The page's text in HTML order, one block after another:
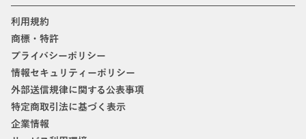
利用規約
商標・特許
プライバシーポリシー
情報セキュリティーポリシー
外部送信規律に関する公表事項
特定商取引法に基づく表示
企業情報